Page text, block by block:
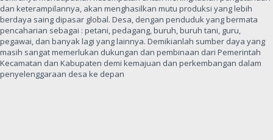
dan keterampilannya, akan menghasilkan mutu produksi yang lebih
berdaya saing dipasar global. Desa, dengan penduduk yang bermata
pencaharian sebagai : petani, pedagang, buruh, buruh tani, guru,
pegawai, dan banyak lagi yang lainnya. Demikianlah sumber daya yang
masih sangat memerlukan dukungan dan pembinaan dari Pemerintah
Kecamatan dan Kabupaten demi kemajuan dan perkembangan dalam
penyelenggaraan desa ke depan